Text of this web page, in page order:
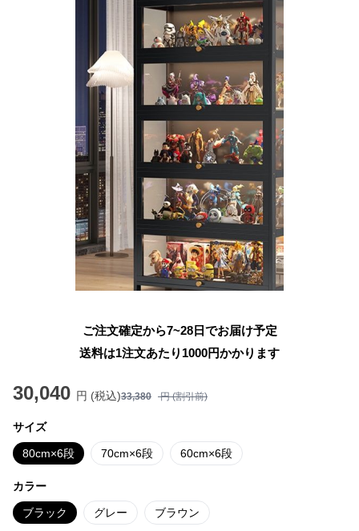
ご注文確定から7~28日でお届け予定
送料は1注文あたり 1000円かかります
30,040 円 (税込)33,380 円 (割引前)
サイズ
80cm×6段 70cm×6段 60cm×6段
カラー
ブラック グレー ブラウン